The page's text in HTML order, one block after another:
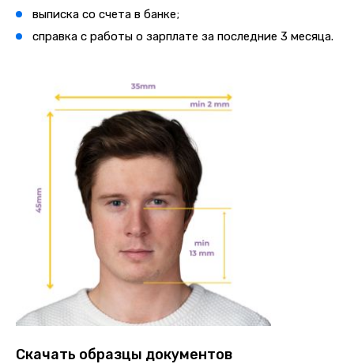
выписка со счета в банке;
справка с работы о зарплате за последние 3 месяца.
Скачать образцы документов